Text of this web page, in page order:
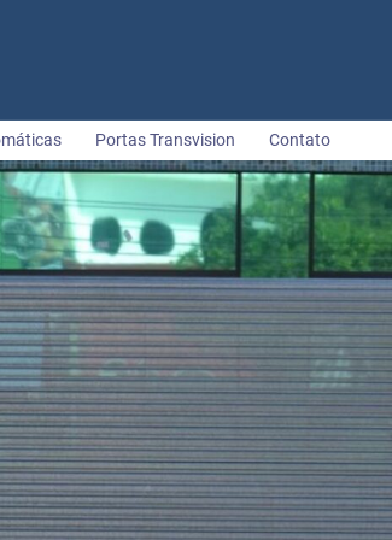
Portas Transvision Contato